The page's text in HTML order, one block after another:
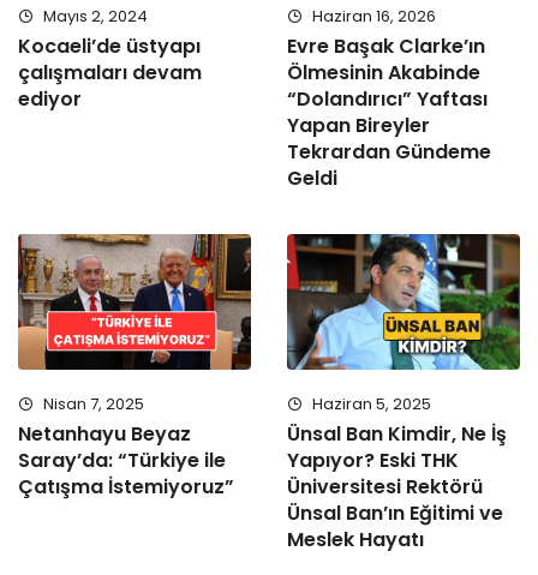
Mayıs 2, 2024
Kocaeli’de üstyapı
çalışmaları devam
ediyor
Haziran 16, 2026
Evre Başak Clarke’ın
Ölmesinin Akabinde
“Dolandırıcı” Yaftası
Yapan Bireyler
Tekrardan Gündeme
Geldi
Nisan 7, 2025
Netanhayu Beyaz
Saray’da: “Türkiye ile
Çatışma İstemiyoruz”
Haziran 5, 2025
Ünsal Ban Kimdir, Ne İş
Yapıyor? Eski THK
Üniversitesi Rektörü
Ünsal Ban’ın Eğitimi ve
Meslek Hayatı